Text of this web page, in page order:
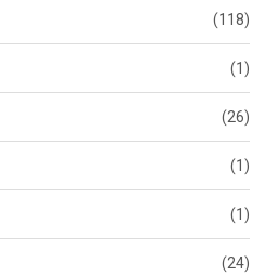
(118)
(1)
(26)
(1)
(1)
(24)